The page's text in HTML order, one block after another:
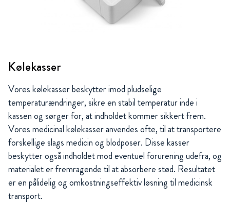
Kølekasser
Vores kølekasser beskytter imod pludselige
temperaturændringer, sikre en stabil temperatur inde i
kassen og sørger for, at indholdet kommer sikkert frem.
Vores medicinal kølekasser anvendes ofte, til at transportere
forskellige slags medicin og blodposer. Disse kasser
beskytter også indholdet mod eventuel forurening udefra, og
materialet er fremragende til at absorbere stød. Resultatet
er en pålidelig og omkostningseffektiv løsning til medicinsk
transport.